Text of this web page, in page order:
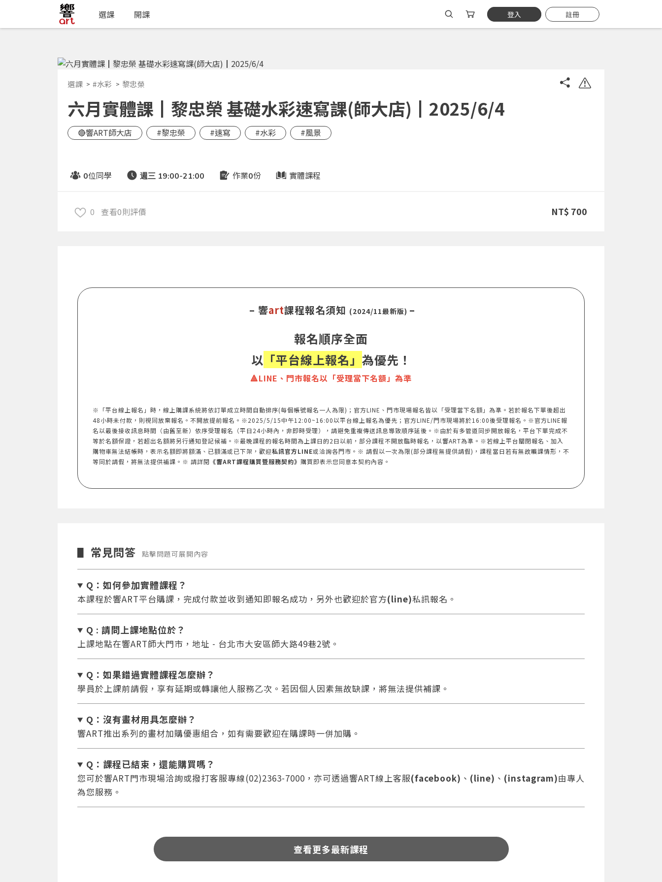
選課 開課 登入 註冊
選課 #水彩 黎忠榮
六月實體課┃黎忠榮 基礎水彩速寫課(師大店)┃2025/6/4
🔴響ART師大店 #黎忠榮 #速寫 #水彩 #風景
0位同學 週三 19:00-21:00 作業0份 實體課程
0 查看0則評價 NT$ 700
– 響art課程報名須知 (2024/11最新版) –
報名順序全面
以 「平台線上報名」 為優先！
🔺LINE、門市報名以「受理當下名額」為準
※「平台線上報名」時，線上購課系統將依訂單成立時間自動排序(每個帳號報名一人為限)；官方LINE、門市現場報名皆以「受理當下名額」為準。若於報名下單後超出
48小時未付款，則視同放棄報名。不開放提前報名。※2025/5/15中午12:00~16:00以平台線上報名為優先；官方LINE/門市現場將於16:00後受理報名。※官方LINE報
名以最後接收訊息時間（由舊至新）依序受理報名（平日24小時內，非即時受理），請避免重複傳送訊息導致順序延後。※由於有多管道同步開放報名，平台下單完成不
等於名額保證，若超出名額將另行通知登記候補。※最晚課程的報名時間為上課日的2日以前，部分課程不開放臨時報名，以響ART為準。※若線上平台關閉報名、加入
購物車無法結帳時，表示名額即將額滿、已額滿或已下架，歡迎私訊官方LINE或洽詢各門市。※ 請假以一次為限(部分課程無提供請假)，課程當日若有無故曠課情形，不
等同於請假，將無法提供補課。※ 請詳閱 《響ART課程購買暨服務契約》 購買即表示您同意本契約內容。
▋ 常見問答 點擊問題可展開內容
Q：如何參加實體課程？
本課程於響ART平台購課，完成付款並收到通知即報名成功，另外也歡迎於官方(line)私訊報名。
Q : 請問上課地點位於？
上課地點在響ART師大門市，地址 - 台北市大安區師大路49巷2號。
Q：如果錯過實體課程怎麼辦？
學員於上課前請假，享有延期或轉讓他人服務乙次。若因個人因素無故缺課，將無法提供補課。
Q：沒有畫材用具怎麼辦？
響ART推出系列的畫材加購優惠組合，如有需要歡迎在購課時一併加購。
Q：課程已結束，還能購買嗎？
您可於響ART門市現場洽詢或撥打客服專線(02)2363-7000，亦可透過響ART線上客服(facebook) 、 (line) 、 (instagram)由專人
為您服務。
查看更多最新課程